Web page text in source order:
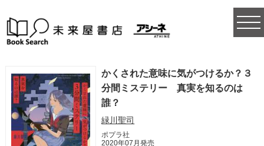
かくされた意味に気がつけるか？３
分間ミステリー 真実を知るのは
誰？
緑川聖司
ポプラ社
2020年07月発売